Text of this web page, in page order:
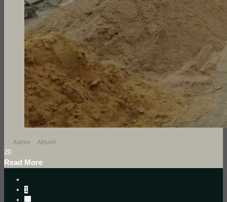
Admin Aktuell
20
Read More
1